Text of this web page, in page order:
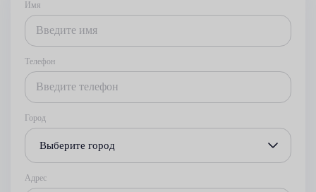
Имя
Телефон
Город
Выберите город
Адрес